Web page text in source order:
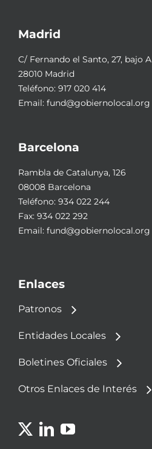
Madrid
C/ Fernando el Santo, 27, bajo A
28010 Madrid
Teléfono: 917 020 414
Email: fund@gobiernolocal.org
Barcelona
Rambla de Catalunya, 126
08008 Barcelona
Teléfono: 934 022 244
Fax: 934 022 292
Email: fund@gobiernolocal.org
Enlaces
Patronos
Entidades Locales
Boletines Oficiales
Otros Enlaces de Interés